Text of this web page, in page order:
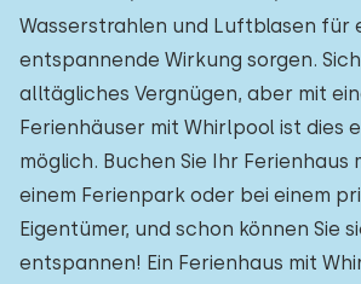
Wasserstrahlen und Luftblasen für
entspannende Wirkung sorgen.
alltägliches Vergnügen, aber mit
Ferienhäuser mit Whirlpool ist dies
möglich. Buchen Sie Ihr Ferienhaus
einem Ferienpark oder bei einem
Eigentümer, und schon können Sie
entspannen! Ein Ferienhaus mit